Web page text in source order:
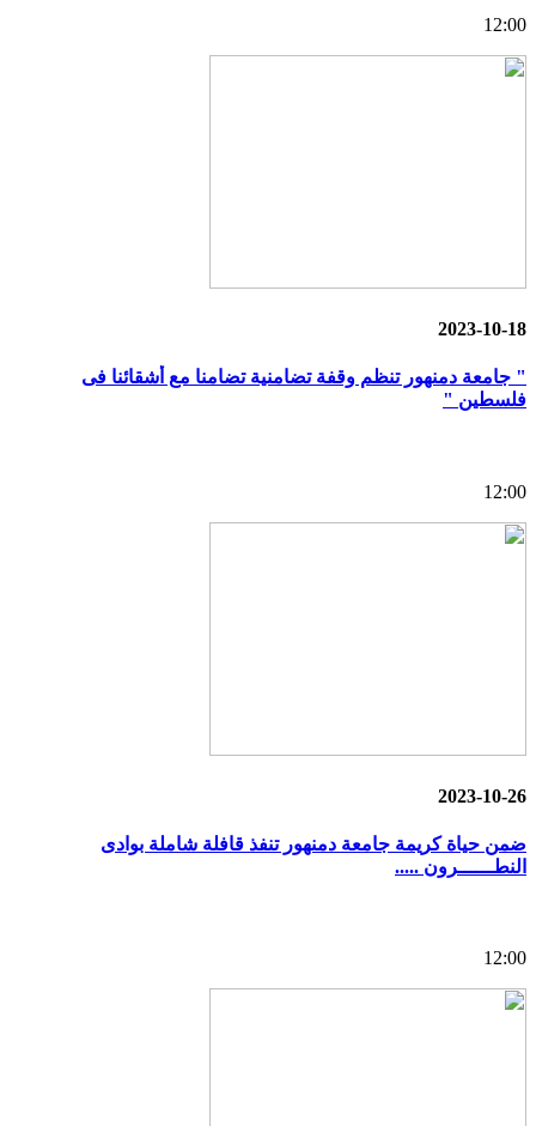
12:00
2023-10-18
" جامعة دمنهور تنظم وقفة تضامنية تضامنا مع أشقائنا فى
فلسطين "
12:00
2023-10-26
ضمن حياة كريمة جامعة دمنهور تنفذ قافلة شاملة بوادى
النطــــــرون .....
12:00